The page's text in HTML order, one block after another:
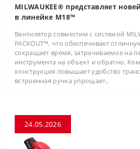
MILWAUKEE® представляет
в линейке M18™
Вентилятор совместим с системой
PACKOUT™, что обеспечивает
сокращает время, затрачиваемое на
инструмента на объект и обратно.
конструкция повышает удобство
встроенная ручка упрощает..
24.05.2026